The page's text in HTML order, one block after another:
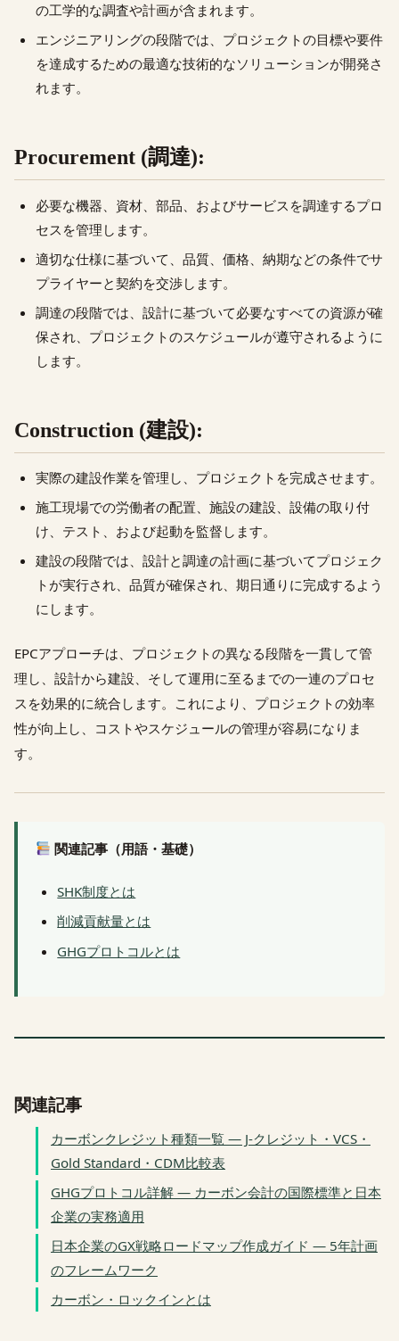
の工学的な調査や計画が含まれます。
エンジニアリングの段階では、プロジェクトの目標や要件
を達成するための最適な技術的なソリューションが開発さ
れます。
Procurement (調達):
必要な機器、資材、部品、およびサービスを調達するプロ
セスを管理します。
適切な仕様に基づいて、品質、価格、納期などの条件でサ
プライヤーと契約を交渉します。
調達の段階では、設計に基づいて必要なすべての資源が確
保され、プロジェクトのスケジュールが遵守されるように
します。
Construction (建設):
実際の建設作業を管理し、プロジェクトを完成させます。
施工現場での労働者の配置、施設の建設、設備の取り付
け、テスト、および起動を監督します。
建設の段階では、設計と調達の計画に基づいてプロジェク
トが実行され、品質が確保され、期日通りに完成するよう
にします。
EPCアプローチは、プロジェクトの異なる段階を一貫して管
理し、設計から建設、そして運用に至るまでの一連のプロセ
スを効果的に統合します。これにより、プロジェクトの効率
性が向上し、コストやスケジュールの管理が容易になりま
す。
関連記事（用語・基礎）
SHK制度とは
削減貢献量とは
GHGプロトコルとは
関連記事
カーボンクレジット種類一覧 — J-クレジット・VCS・
Gold Standard・CDM比較表
GHGプロトコル詳解 — カーボン会計の国際標準と日本
企業の実務適用
日本企業のGX戦略ロードマップ作成ガイド — 5年計画
のフレームワーク
カーボン・ロックインとは